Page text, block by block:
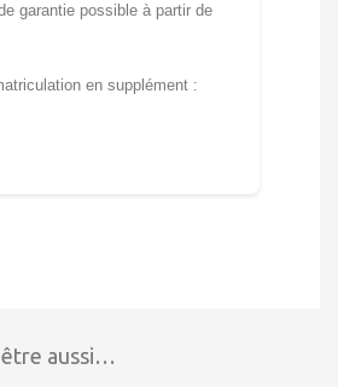
garantie possible à partir de
en supplément :
aussi…